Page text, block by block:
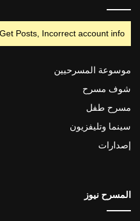
Posts, Incorrect account info.
موسوعة المسرحيين
شوف مسرح
مسرح طفل
سينما وتليفزيون
إصدارات
المسرح نيوز